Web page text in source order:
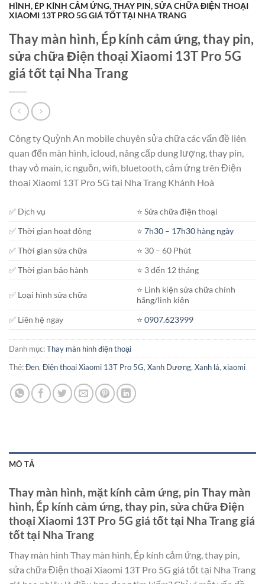
HÌNH, ÉP KÍNH CẢM ỨNG, THAY PIN, SỬA CHỮA ĐIỆN THOẠI
XIAOMI 13T PRO 5G GIÁ TỐT TẠI NHA TRANG
Thay màn hình, Ép kính cảm ứng, thay pin,
sửa chữa Điện thoại Xiaomi 13T Pro 5G
giá tốt tại Nha Trang
Công ty Quỳnh An mobile chuyên sửa chữa các vấn đề liên
quan đến màn hình, icloud, nâng cấp dung lượng, thay pin,
thay vỏ main, ic nguồn, wifi, bluetooth, cảm ứng trên Điện
thoại Xiaomi 13T Pro 5G tại Nha Trang Khánh Hoà
✅ Dịch vụ
⭐️ Sửa chữa điện thoại
✅ Thời gian hoạt động
⭐️7h30 – 17h30 hàng ngày
✅ Thời gian sửa chữa
⭐️ 30 – 60 Phút
✅ Thời gian bảo hành
⭐️ 3 đến 12 tháng
✅ Loại hình sửa chữa
⭐️ Linh kiện sửa chữa chính
hãng/linh kiện
✅ Liên hệ ngay
⭐️0907.623999
Danh mục:Thay màn hình điện thoại
Thẻ:Đen, Điện thoại Xiaomi 13T Pro 5G, Xanh Dương, Xanh lá, xiaomi
MÔ TẢ
Thay màn hình, mặt kính cảm ứng, pin Thay màn
hình, Ép kính cảm ứng, thay pin, sửa chữa Điện
thoại Xiaomi 13T Pro 5G giá tốt tại Nha Trang giá
tốt tại Nha Trang
Thay màn hình Thay màn hình, Ép kính cảm ứng, thay pin,
sửa chữa Điện thoại Xiaomi 13T Pro 5G giá tốt tại Nha Trang